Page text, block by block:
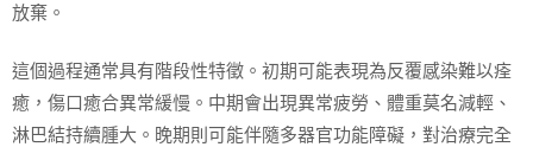
放棄。
這個過程通常具有階段性特徵。初期可能表現為反覆感染難以痊
癒，傷口癒合異常緩慢。中期會出現異常疲勞、體重莫名減輕、
淋巴結持續腫大。晚期則可能伴隨多器官功能障礙，對治療完全